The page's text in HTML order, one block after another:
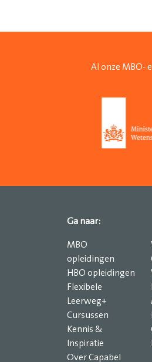
Al onze MBO-
Ga naar:
MBO
opleidingen
HBO opleidingen
Flexibele
Leerweg+
Cursussen
Kennis &
Inspiratie
Over Capabel